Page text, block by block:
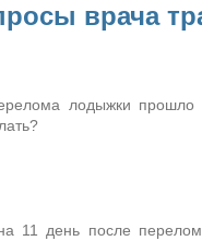
врача
лодыжки
11 день после